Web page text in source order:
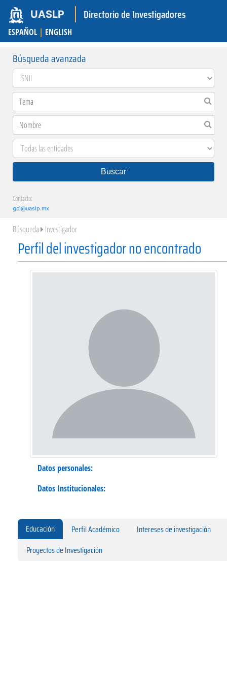
UASLP Directorio de Investigadores
ESPAÑOL | ENGLISH
Búsqueda avanzada
Buscar
Contacto:
gci@uaslp.mx
Búsqueda Investigador
Perfil del investigador no encontrado
Datos personales:
Datos Institucionales:
Educación Perfil Académico
Intereses de investigación
Proyectos de Investigación